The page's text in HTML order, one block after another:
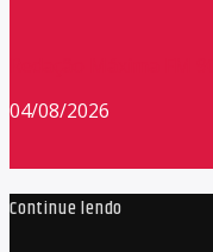
04/08/2026
Continue lendo